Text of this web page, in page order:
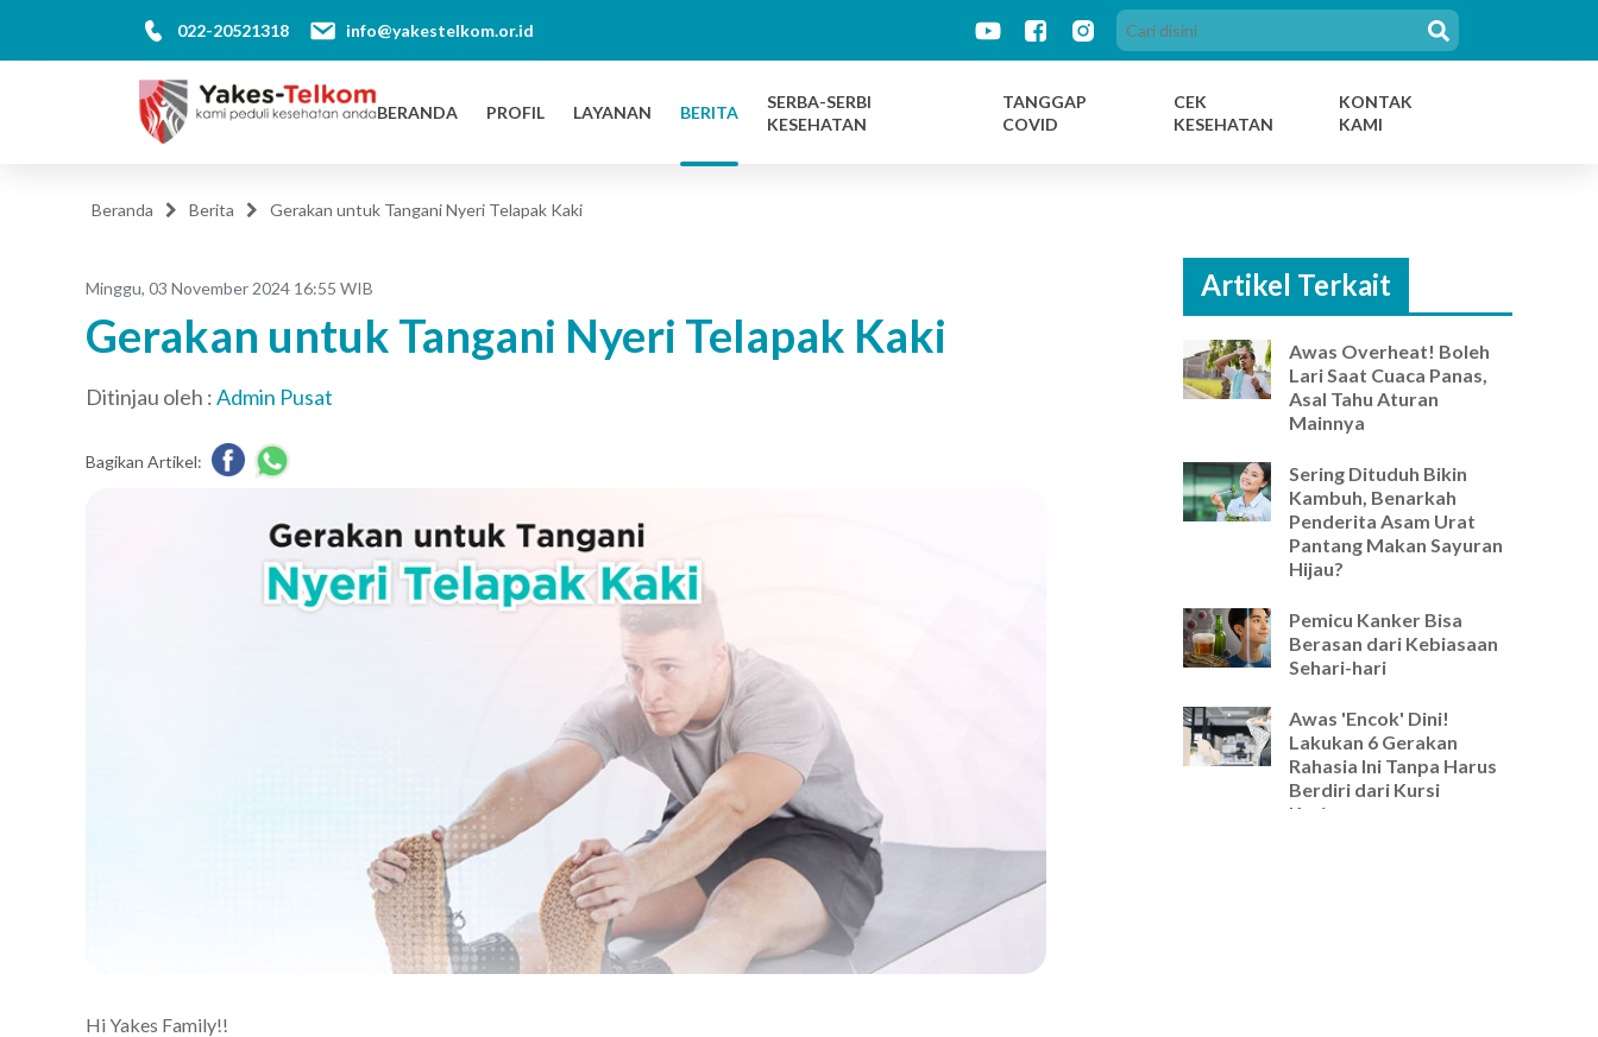
022-20521318 info@yakestelkom.or.id
BERANDA PROFIL LAYANAN BERITA
SERBA-SERBI
KESEHATAN
TANGGAP
COVID
CEK
KESEHATAN
KONTAK
KAMI
Beranda Berita Gerakan untuk Tangani Nyeri Telapak Kaki
Minggu, 03 November 2024 16:55 WIB
Gerakan untuk Tangani Nyeri Telapak Kaki
Ditinjau oleh :Admin Pusat
Bagikan Artikel:
Hi Yakes Family!!
Artikel Terkait
Awas Overheat! Boleh
Lari Saat Cuaca Panas,
Asal Tahu Aturan
Mainnya
Sering Dituduh Bikin
Kambuh, Benarkah
Penderita Asam Urat
Pantang Makan Sayuran
Hijau?
Pemicu Kanker Bisa
Berasan dari Kebiasaan
Sehari-hari
Awas 'Encok' Dini!
Lakukan 6 Gerakan
Rahasia Ini Tanpa Harus
Berdiri dari Kursi
Kerjamu